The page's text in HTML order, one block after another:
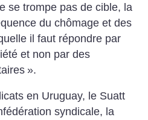
se trompe pas de cible, la
du chômage et des
il faut répondre par
et non par des
».
en Uruguay, le Suatt
syndicale, la